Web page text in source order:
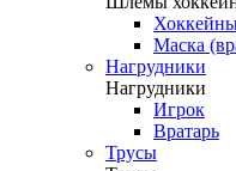
Маска
Нагрудники
Нагрудники
Игрок
Вратарь
Трусы